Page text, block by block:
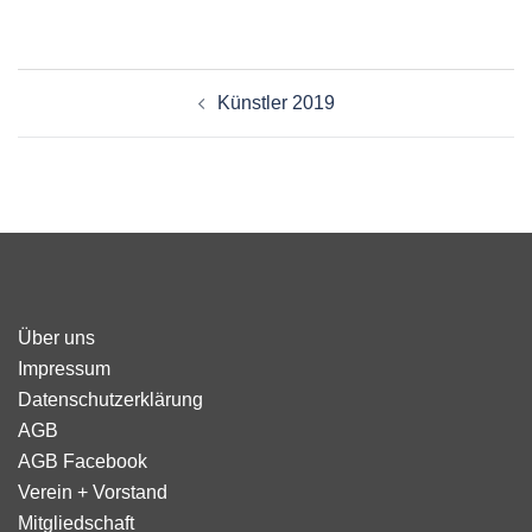
Künstler 2019
Über uns
Impressum
Datenschutzerklärung
AGB
AGB Facebook
Verein + Vorstand
Mitgliedschaft